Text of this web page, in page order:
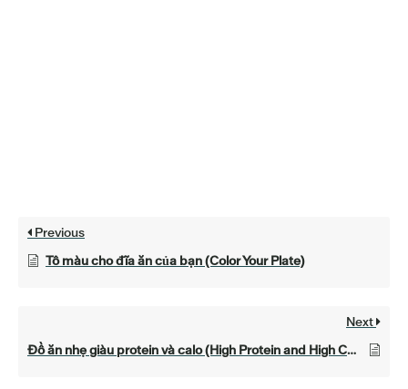
Previous
Tô màu cho đĩa ăn của bạn (Color Your Plate)
Next
Đồ ăn nhẹ giàu protein và calo (High Protein and High Calorie Snacks)